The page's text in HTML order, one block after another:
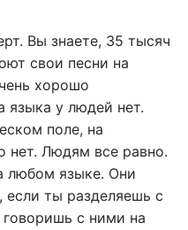
Вы знаете, 35 тысяч
свои песни на
хорошо
языка у людей нет.
поле, на
нет. Людям все равно.
любом языке. Они
если ты разделяешь с
с ними на